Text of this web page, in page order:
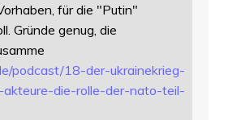
für die "Putin"
Gründe genug, die
podcast/18-der-ukrainekrieg-
die-rolle-der-nato-teil-